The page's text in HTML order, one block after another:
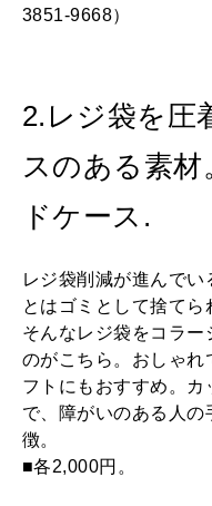
3851-9668）
2.レジ袋を圧
スのある素材
ドケース.
レジ袋削減が進んで
とはゴミとして捨てら
そんなレジ袋をコラー
のがこちら。おしゃ
フトにもおすすめ。カ
で、障がいのある人
徴。
■各2,000円。